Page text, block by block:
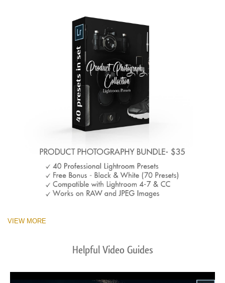
VIEW MORE
Helpful Video Guides